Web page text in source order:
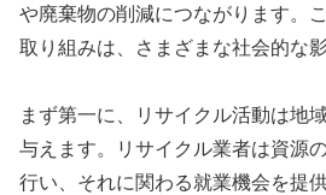
や廃棄物の削減につながります。
取り組みは、さまざまな社会的な
まず第一に、リサイクル活動は地
与えます。リサイクル業者は資源
行い、それに関わる就業機会を提